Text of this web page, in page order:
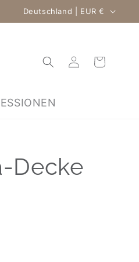
Land/Region Deutschland | EUR €
EinloggenWarenkorb
Decke